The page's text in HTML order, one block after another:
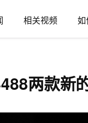
相关视频
两款新